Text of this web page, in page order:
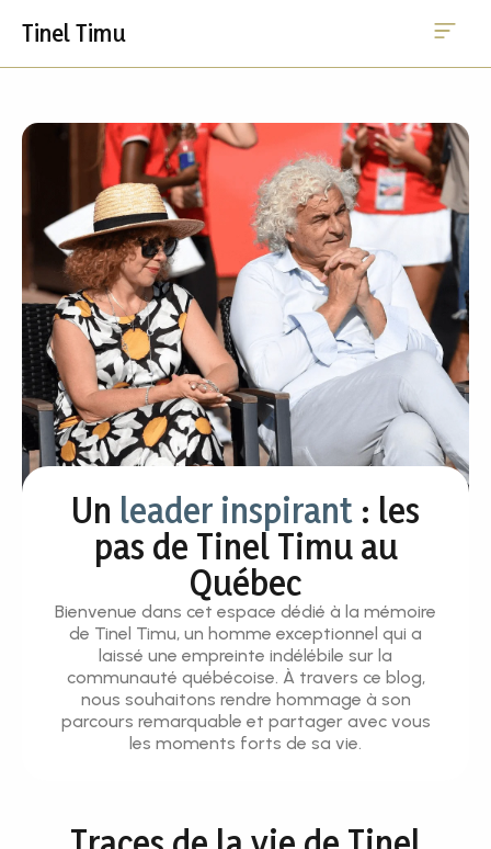
Tinel Timu
Un leader inspirant : les
pas de Tinel Timu au
Québec
Bienvenue dans cet espace dédié à la mémoire
de Tinel Timu, un homme exceptionnel qui a
laissé une empreinte indélébile sur la
communauté québécoise. À travers ce blog,
nous souhaitons rendre hommage à son
parcours remarquable et partager avec vous
les moments forts de sa vie.